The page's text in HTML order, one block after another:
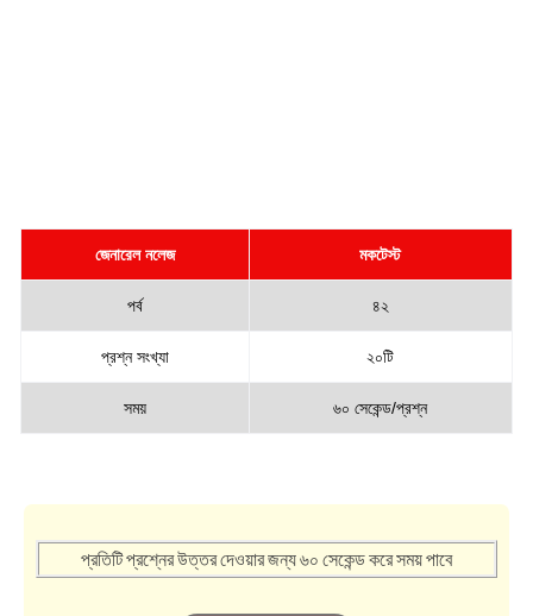
জেনারেল নলেজ মকটেস্ট
পর্ব ৪২
প্রশ্ন সংখ্যা ২০টি
সময় ৬০ সেকেন্ড/প্রশ্ন
প্রতিটি প্রশ্নের উত্তর দেওয়ার জন্য ৬০ সেকেন্ড করে সময় পাবে